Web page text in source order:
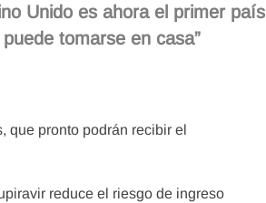
Unido es ahora el primer país
tomarse en casa”
que pronto podrán recibir el
reduce el riesgo de ingreso